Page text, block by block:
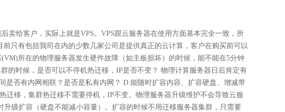
卖给客户，实际上就是VPS。VPS跟云服务器在使用方面基本完全一致，所
只有包括我司在内的少数几家公司是提供真正的云计算，客户在购买前可以
所在的物理服务器发生硬件故障（如主板损坏）的时候，能不能在5分钟
的时候，是否可以不停机热迁移，IP是否不变？ 物理计算服务器日后肯定有
否有内网相联？是否是私有内网？ D.能随时扩容内容、扩容硬盘、增减带
移，集群热迁移不需要停机，IP不变。物理服务器升级维护不会导致云服
级扩容（硬盘不能减小容量）。扩容的时候不用迁移服务器集群，只需要